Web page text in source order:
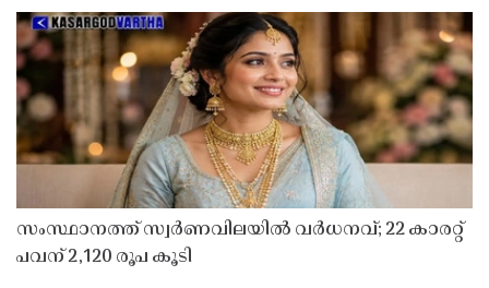
സംസ്ഥാനത്ത് സ്വർണവിലയിൽ വർധനവ്; 22 കാരറ്റ്
പവന് 2,120 രൂപ കൂടി